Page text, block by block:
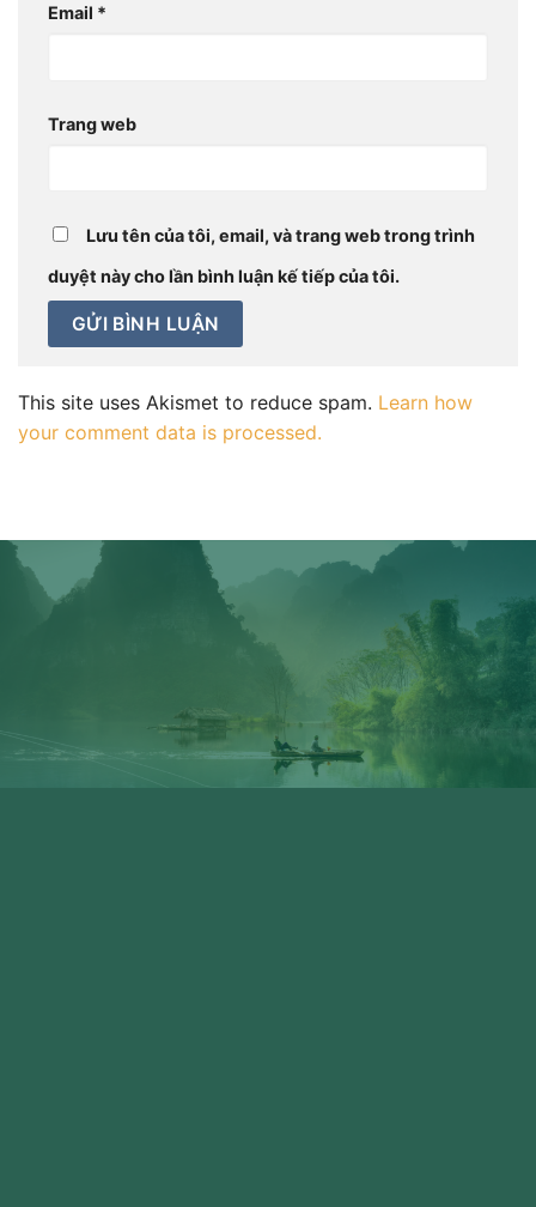
Email *
Trang web
Lưu tên của tôi, email, và trang web trong trình
duyệt này cho lần bình luận kế tiếp của tôi.
This site uses Akismet to reduce spam. Learn how
your comment data is processed.